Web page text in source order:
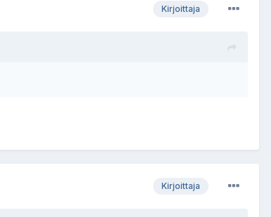
Kirjoittaja
Kirjoittaja